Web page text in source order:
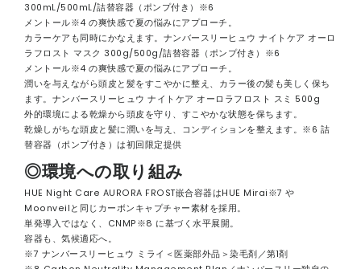
300mL/500mL/詰替容器（ポンプ付き）※6
メントール※4 の爽快感で夏の悩みにアプローチ。
カラーケアも同時にかなえます。ナンバースリーヒュウ ナイトケア オーロ
ラフロスト マスク 300g/500g/詰替容器（ポンプ付き）※6
メントール※4 の爽快感で夏の悩みにアプローチ。
潤いを与えながら頭皮と髪をすこやかに整え、カラー後の髪も美しく保ち
ます。ナンバースリーヒュウ ナイトケア オーロラフロスト スミ 500g
外的環境による乾燥から頭皮を守り、すこやかな状態を保ちます。
乾燥しがちな頭皮と髪に潤いを与え、コンディションを整えます。※6 詰
替容器（ポンプ付き）は初回限定提供
◎環境への取り組み
HUE Night Care AURORA FROST嵌合容器はHUE Mirai※7 や
Moonveilと同じカーボンキャプチャー素材を採用。
単発導入ではなく、CNMP※8 に基づく水平展開。
容器も、気候適応へ。
※7 ナンバースリーヒュウ ミライ＜医薬部外品＞染毛剤／第1剤